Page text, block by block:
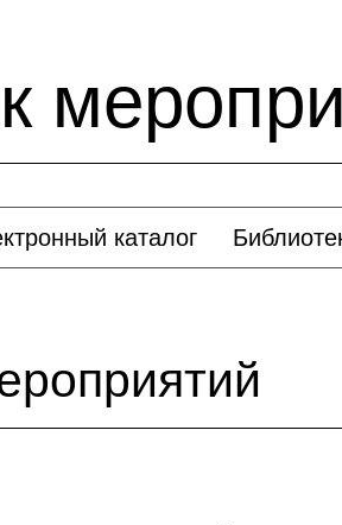
каталог